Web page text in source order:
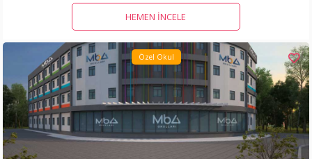
HEMEN İNCELE
Özel Okul